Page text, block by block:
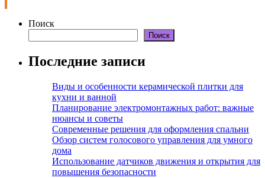
Поиск
Поиск
Последние записи
Виды и особенности керамической плитки для
кухни и ванной
Планирование электромонтажных работ: важные
нюансы и советы
Современные решения для оформления спальни
Обзор систем голосового управления для умного
дома
Использование датчиков движения и открытия для
повышения безопасности